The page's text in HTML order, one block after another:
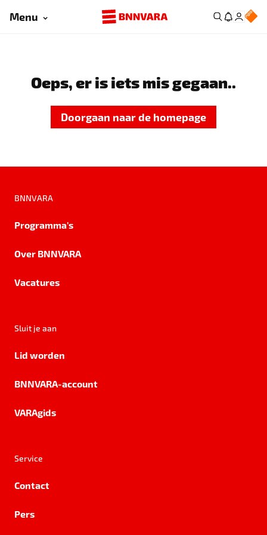
Menu
Oeps, er is iets mis gegaan..
Doorgaan naar de homepage
BNNVARA
Programma's
Over BNNVARA
Vacatures
Sluit je aan
Lid worden
BNNVARA-account
VARAgids
Service
Contact
Pers